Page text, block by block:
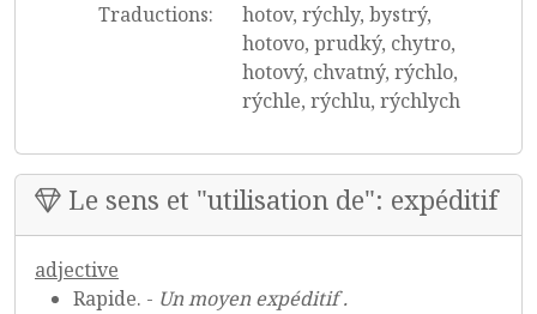
Traductions:
hotov, rýchly, bystrý,
hotovo, prudký, chytro,
hotový, chvatný, rýchlo,
rýchle, rýchlu, rýchlych
Le sens et "utilisation de": expéditif
adjective
Rapide. - Un moyen expéditif .